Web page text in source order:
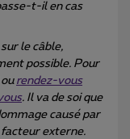
t-il en cas
le câble,
possible. Pour
rendez-vous
. Il va de soi que
causé par
externe.